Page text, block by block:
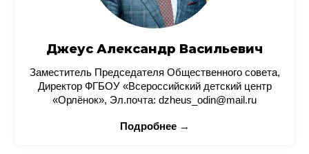
Джеус Александр Васильевич
Заместитель Председателя Общественного совета,
Директор ФГБОУ «Всероссийский детский центр
«Орлёнок», Эл.почта: dzheus_odin@mail.ru
Подробнее →